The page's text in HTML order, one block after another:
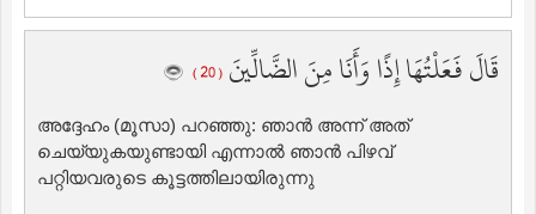
قَالَ فَعَلْتُهَا إِذًا وَأَنَا مِنَ الضَّالِّينَ ( 20 )
അദ്ദേഹം (മൂസാ) പറഞ്ഞു: ഞാന്‍ അന്ന് അത്
ചെയ്യുകയുണ്ടായി എന്നാല്‍ ‍ഞാന്‍ പിഴവ്
പറ്റിയവരുടെ കൂട്ടത്തിലായിരുന്നു